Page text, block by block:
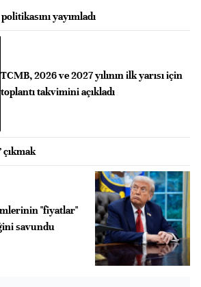
yayımladı
TCMB, 2026 ve 2027 yılının ilk yarısı için
toplantı takvimini açıkladı
çıkmak
"fiyatlar"
savundu